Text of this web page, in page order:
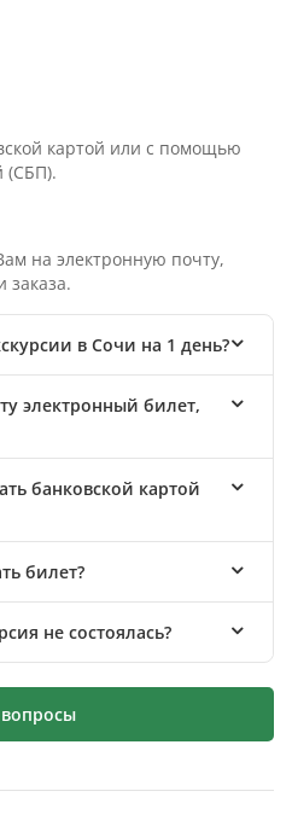
картой или с помощью
(СБП).
на электронную почту,
в Сочи на 1 день?
электронный билет,
банковской картой
билет?
не состоялась?
вопросы